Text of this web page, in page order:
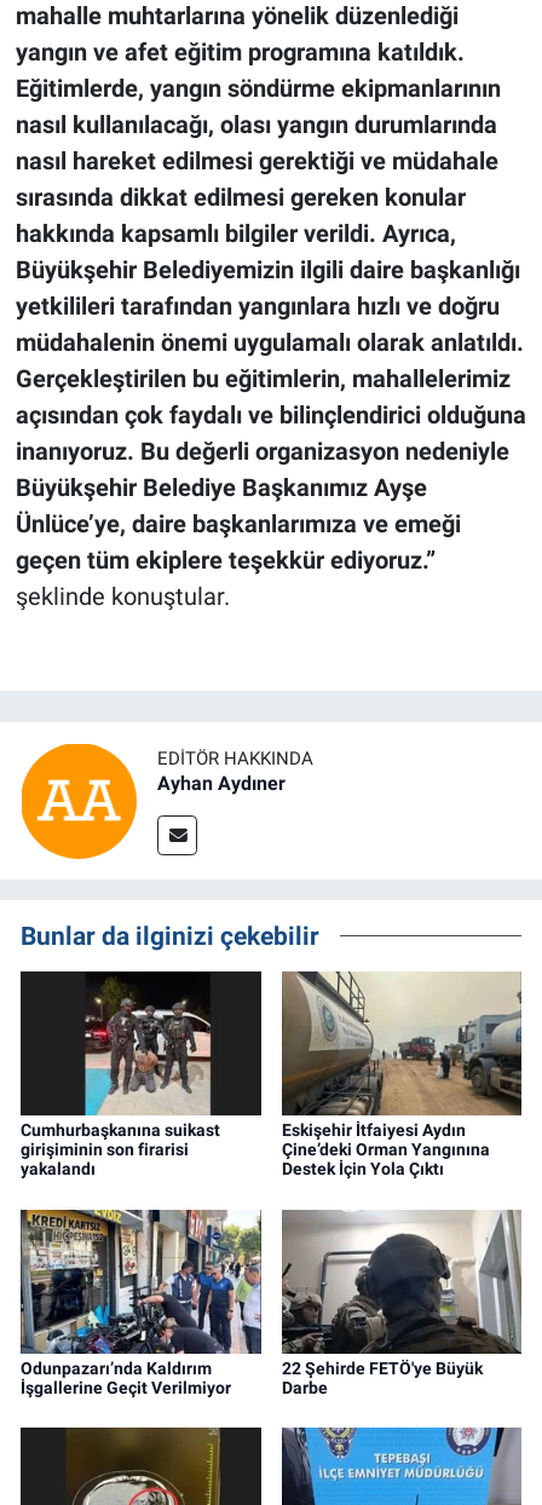
mahalle muhtarlarına yönelik düzenlediği
yangın ve afet eğitim programına katıldık.
Eğitimlerde, yangın söndürme ekipmanlarının
nasıl kullanılacağı, olası yangın durumlarında
nasıl hareket edilmesi gerektiği ve müdahale
sırasında dikkat edilmesi gereken konular
hakkında kapsamlı bilgiler verildi. Ayrıca,
Büyükşehir Belediyemizin ilgili daire başkanlığı
yetkilileri tarafından yangınlara hızlı ve doğru
müdahalenin önemi uygulamalı olarak anlatıldı.
Gerçekleştirilen bu eğitimlerin, mahallelerimiz
açısından çok faydalı ve bilinçlendirici olduğuna
inanıyoruz. Bu değerli organizasyon nedeniyle
Büyükşehir Belediye Başkanımız Ayşe
Ünlüce’ye, daire başkanlarımıza ve emeği
geçen tüm ekiplere teşekkür ediyoruz.”
şeklinde konuştular.
EDITÖR HAKKINDA
Ayhan Aydıner
Bunlar da ilginizi çekebilir
Cumhurbaşkanına suikast
girişiminin son firarisi
yakalandı
Eskişehir İtfaiyesi Aydın
Çine’deki Orman Yangınına
Destek İçin Yola Çıktı
Odunpazarı’nda Kaldırım
İşgallerine Geçit Verilmiyor
22 Şehirde FETÖ'ye Büyük
Darbe